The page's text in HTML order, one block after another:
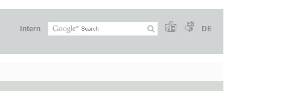
Intern DE